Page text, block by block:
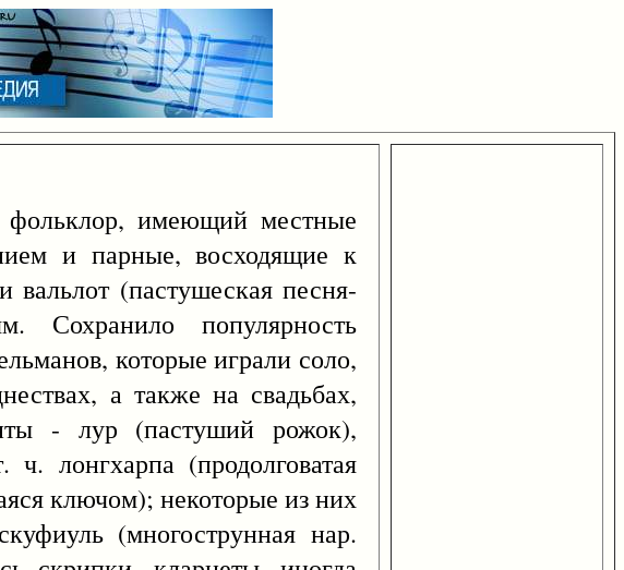
имеющий местные
и парные, восходящие к
(пастушеская песня-
Сохранило популярность
которые играли соло,
а также на свадьбах,
- лур (пастуший рожок),
лонгхарпа (продолговатая
ключом); некоторые из них
(многострунная нар.